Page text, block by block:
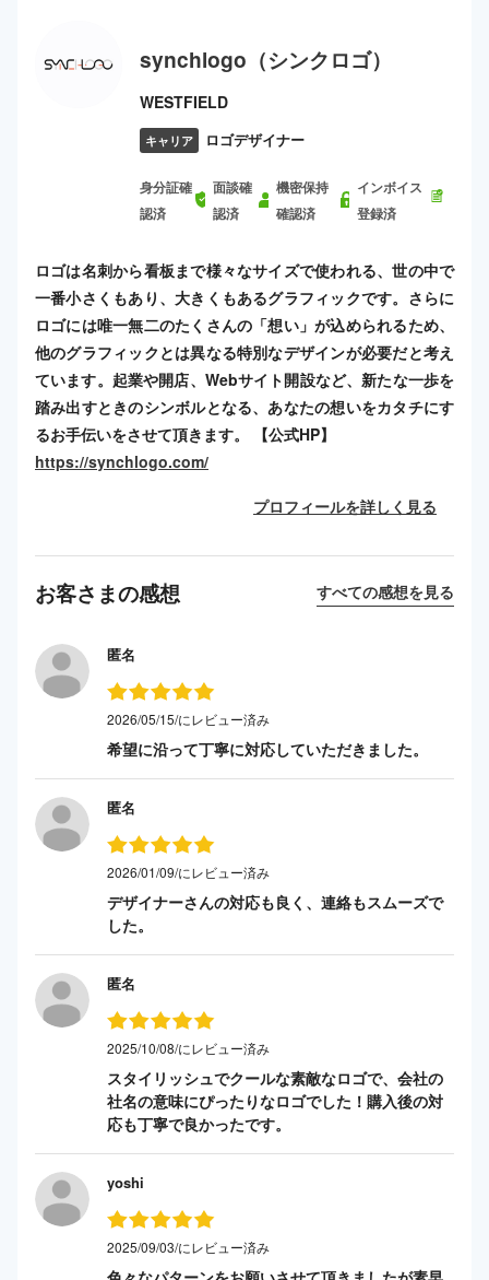
synchlogo（シンクロゴ）
WESTFIELD
キャリア ロゴデザイナー
身分証確
認済
面談確
認済
機密保持
確認済
インボイス
登録済
ロゴは名刺から看板まで様々なサイズで使われる、世の中で
一番小さくもあり、大きくもあるグラフィックです。さらに
ロゴには唯一無二のたくさんの「想い」が込められるため、
他のグラフィックとは異なる特別なデザインが必要だと考え
ています。起業や開店、Webサイト開設など、新たな一歩を
踏み出すときのシンボルとなる、あなたの想いをカタチにす
るお手伝いをさせて頂きます。 【公式HP】
https://synchlogo.com/
プロフィールを詳しく見る
お客さまの感想 すべての感想を見る
匿名
2026/05/15/にレビュー済み
希望に沿って丁寧に対応していただきました。
匿名
2026/01/09/にレビュー済み
デザイナーさんの対応も良く、連絡もスムーズで
した。
匿名
2025/10/08/にレビュー済み
スタイリッシュでクールな素敵なロゴで、会社の
社名の意味にぴったりなロゴでした！購入後の対
応も丁寧で良かったです。
yoshi
2025/09/03/にレビュー済み